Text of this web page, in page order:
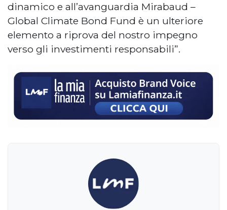
dinamico e all’avanguardia Mirabaud –
Global Climate Bond Fund è un ulteriore
elemento a riprova del nostro impegno
verso gli investimenti responsabili”.